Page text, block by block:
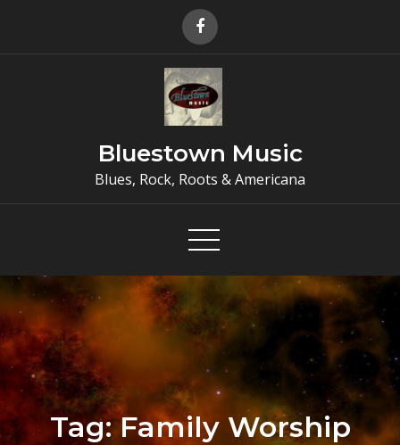
Bluestown Music
Blues, Rock, Roots & Americana
Tag:Family Worship